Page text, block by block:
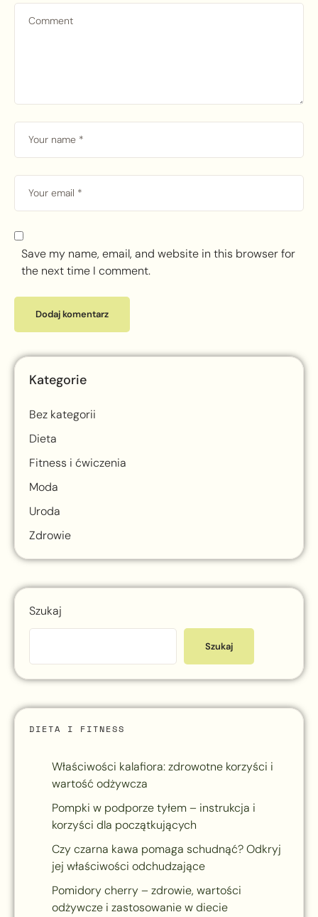
Save my name, email, and website in this browser for
the next time I comment.
Kategorie
Bez kategorii
Dieta
Fitness i ćwiczenia
Moda
Uroda
Zdrowie
Szukaj
Szukaj
DIETA I FITNESS
Właściwości kalafiora: zdrowotne korzyści i
wartość odżywcza
Pompki w podporze tyłem – instrukcja i
korzyści dla początkujących
Czy czarna kawa pomaga schudnąć? Odkryj
jej właściwości odchudzające
Pomidory cherry – zdrowie, wartości
odżywcze i zastosowanie w diecie